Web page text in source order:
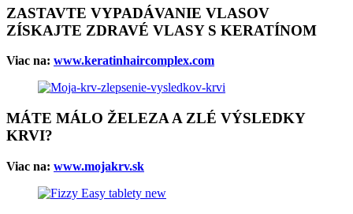
ZASTAVTE VYPADÁVANIE VLASOV
ZÍSKAJTE ZDRAVÉ VLASY S KERATÍNOM
Viac na: www.keratinhaircomplex.com
MÁTE MÁLO ŽELEZA A ZLÉ VÝSLEDKY
KRVI?
Viac na: www.mojakrv.sk